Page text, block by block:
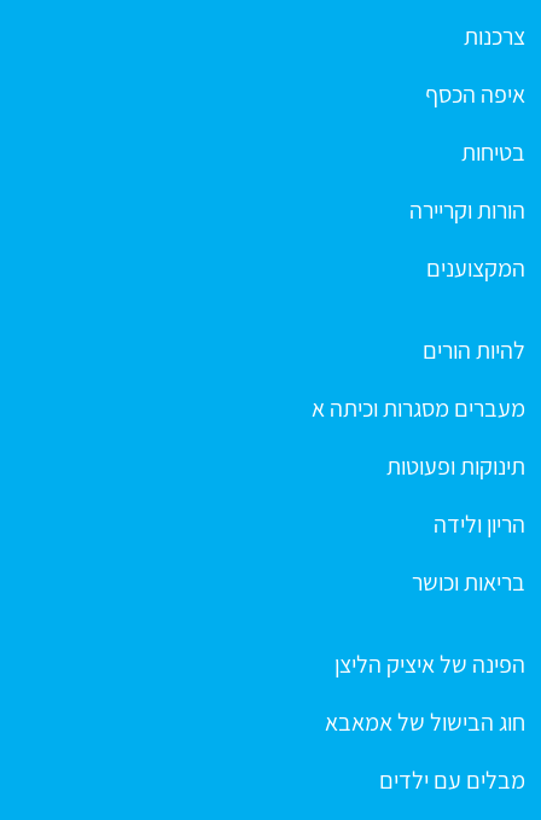
צרכנות
איפה הכסף
בטיחות
הורות וקריירה
המקצוענים
להיות הורים
מעברים מסגרות וכיתה א
תינוקות ופעוטות
הריון ולידה
בריאות וכושר
הפינה של איציק הליצן
חוג הבישול של אמאבא
מבלים עם ילדים